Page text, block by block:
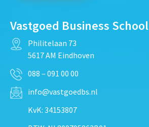
Vastgoed Business School
Philitelaan 73
5617 AM Eindhoven
088 – 091 00 00
info@vastgoedbs.nl
KvK: 34153807